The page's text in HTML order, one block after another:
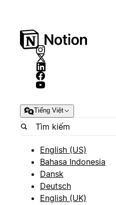
Tiếng Việt
English (US)
Bahasa Indonesia
Dansk
Deutsch
English (UK)